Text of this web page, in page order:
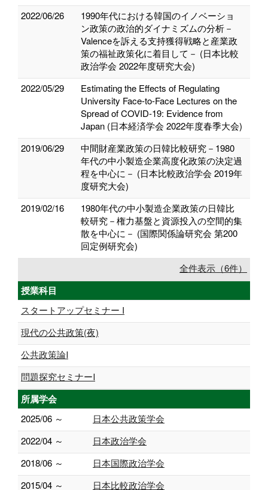
2022/06/26
1990年代における韓国のイノベーショ
ン政策の政治的ダイナミズムの分析－
Valenceを訴える支持獲得戦略と産業政
策の福祉政策化に着目して－ (日本比較
政治学会 2022年度研究大会)
2022/05/29
Estimating the Effects of Regulating
University Face-to-Face Lectures on the
Spread of COVID-19: Evidence from
Japan (日本経済学会 2022年度春季大会)
2019/06/29
中間財産業政策の日韓比較研究－1980
年代の中小製造企業高度化政策の決定過
程を中心に－ (日本比較政治学会 2019年
度研究大会)
2019/02/16
1980年代の中小製造企業政策の日韓比
較研究－権力基盤と資源投入の空間的集
散を中心に－ (国際関係論研究会 第200
回定例研究会)
全件表示（6件）
授業科目
スタートアップセミナー I
現代の公共政策(夜)
公共政策論Ⅰ
問題探究セミナーⅠ
所属学会
2025/06 ～
日本公共政策学会
2022/04 ～
日本政治学会
2018/06 ～
日本国際政治学会
2015/04 ～
日本比較政治学会